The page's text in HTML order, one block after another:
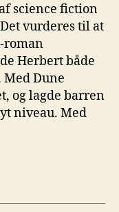
Dune
science fiction
vurderes til at
roman
Herbert både
Med Dune
og lagde barren
niveau. Med